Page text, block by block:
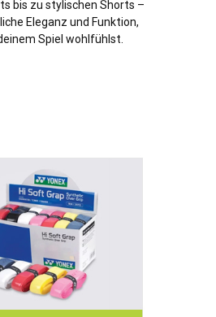
bis zu stylischen Shorts –
Eleganz und Funktion,
Spiel wohlfühlst.